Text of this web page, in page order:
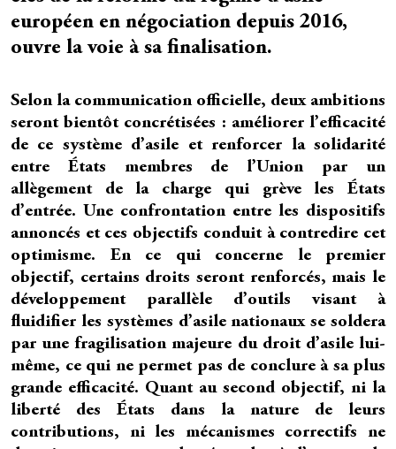
européen en négociation depuis 2016,
ouvre la voie à sa finalisation.
Texte
Selon la communication officielle, deux ambitions
seront bientôt concrétisées : améliorer l’efficacité
de ce système d’asile et renforcer la solidarité
entre États membres de l’Union par un
allègement de la charge qui grève les États
d’entrée. Une confrontation entre les dispositifs
annoncés et ces objectifs conduit à contredire cet
optimisme. En ce qui concerne le premier
objectif, certains droits seront renforcés, mais le
développement parallèle d’outils visant à
fluidifier les systèmes d’asile nationaux se soldera
par une fragilisation majeure du droit d’asile lui-
même, ce qui ne permet pas de conclure à sa plus
grande efficacité. Quant au second objectif, ni la
liberté des États dans la nature de leurs
contributions, ni les mécanismes correctifs ne